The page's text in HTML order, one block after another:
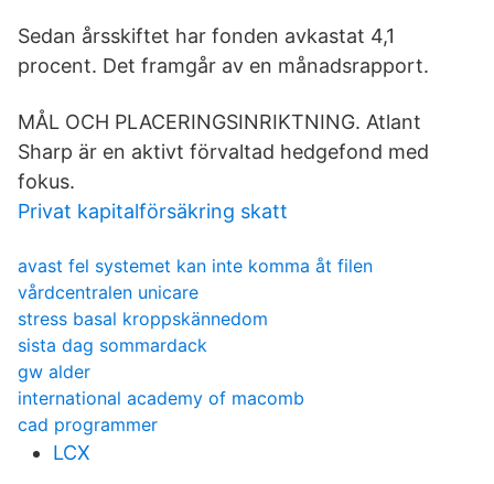
Sedan årsskiftet har fonden avkastat 4,1
procent. Det framgår av en månadsrapport.
MÅL OCH PLACERINGSINRIKTNING. Atlant
Sharp är en aktivt förvaltad hedgefond med
fokus.
Privat kapitalförsäkring skatt
avast fel systemet kan inte komma åt filen
vårdcentralen unicare
stress basal kroppskännedom
sista dag sommardack
gw alder
international academy of macomb
cad programmer
LCX